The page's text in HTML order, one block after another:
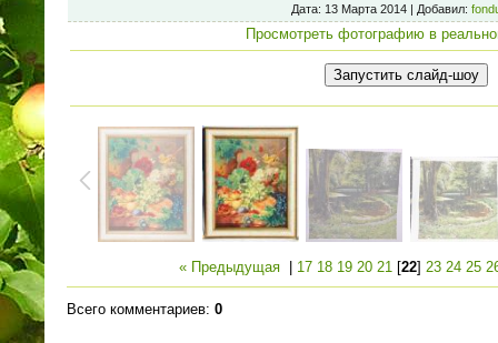
Дата: 13 Марта 2014 | Добавил:
Просмотреть фотографию в
« Предыдущая 17 18 19 20 21 [22] 23 24 25
Всего комментариев: 0